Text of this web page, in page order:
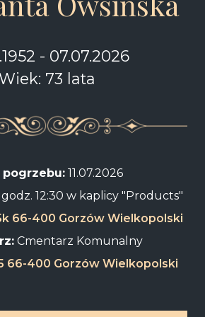
- 07.07.2026
Wiek: 73 lata
pogrzebu:11.07.2026
12:30 w kaplicy "Products"
66-400 Gorzów Wielkopolski
Cmentarz Komunalny
66-400 Gorzów Wielkopolski